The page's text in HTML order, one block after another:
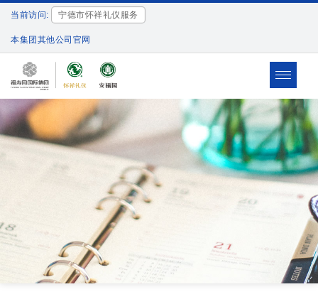
当前访问: 宁德市怀祥礼仪服务
本集团其他公司官网
Toggle